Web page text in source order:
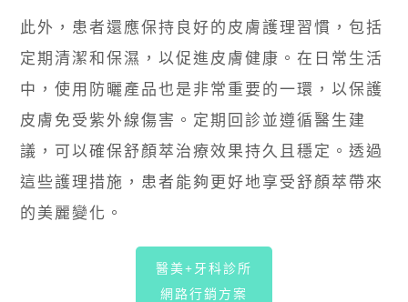
此外，患者還應保持良好的皮膚護理習慣，包括
定期清潔和保濕，以促進皮膚健康。在日常生活
中，使用防曬產品也是非常重要的一環，以保護
皮膚免受紫外線傷害。定期回診並遵循醫生建
議，可以確保舒顏萃治療效果持久且穩定。透過
這些護理措施，患者能夠更好地享受舒顏萃帶來
的美麗變化。
醫美+牙科診所
網路行銷方案